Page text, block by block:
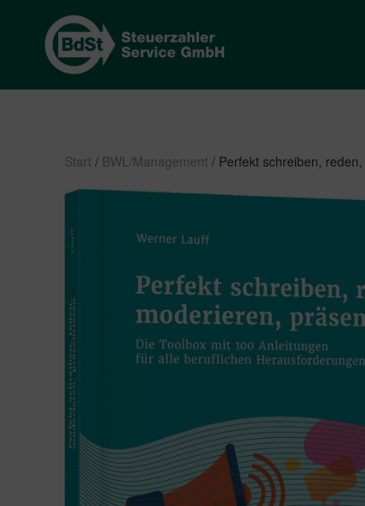
Start / BWL/Management / Perfekt schreiben,